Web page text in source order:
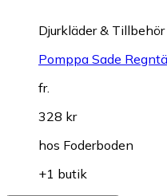
Djurkläder & Tillbehör
Pomppa Sade
fr.
328 kr
hos Foderboden
+1 butik